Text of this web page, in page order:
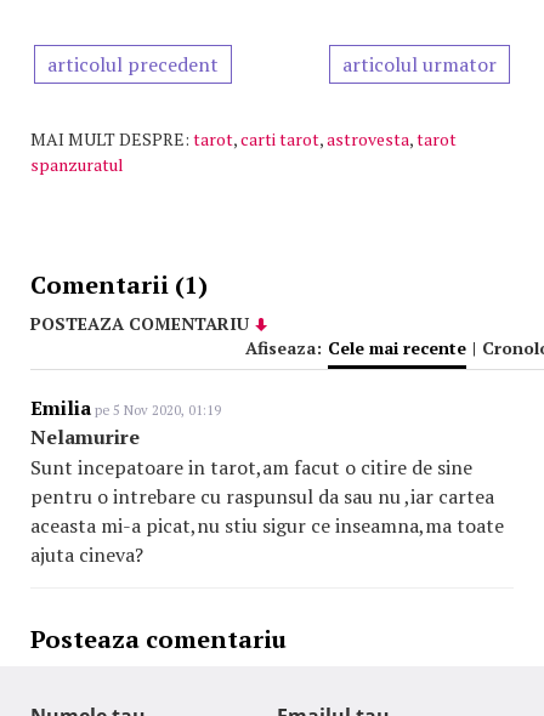
articolul precedent articolul urmator
MAI MULT DESPRE: tarot,carti tarot,astrovesta,tarot
spanzuratul
Comentarii (1)
POSTEAZA COMENTARIU
Afiseaza: Cele mai recente |
Emilia pe 5 Nov 2020, 01:19
Nelamurire
Sunt incepatoare in tarot,am facut o citire de sine
pentru o intrebare cu raspunsul da sau nu ,iar cartea
aceasta mi-a picat,nu stiu sigur ce inseamna,ma toate
ajuta cineva?
Posteaza comentariu